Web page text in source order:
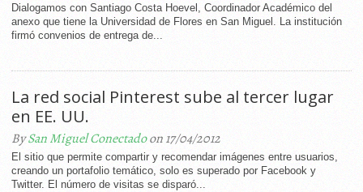
Dialogamos con Santiago Costa Hoevel, Coordinador Académico del
anexo que tiene la Universidad de Flores en San Miguel. La institución
firmó convenios de entrega de...
La red social Pinterest sube al tercer lugar
en EE. UU.
BySan Miguel Conectadoon 17/04/2012
El sitio que permite compartir y recomendar imágenes entre usuarios,
creando un portafolio temático, solo es superado por Facebook y
Twitter. El número de visitas se disparó...